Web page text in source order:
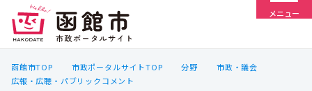
メニュー
函館市TOP 市政ポータルサイトTOP 分野
市政・議会
広報・広聴・パブリックコメント